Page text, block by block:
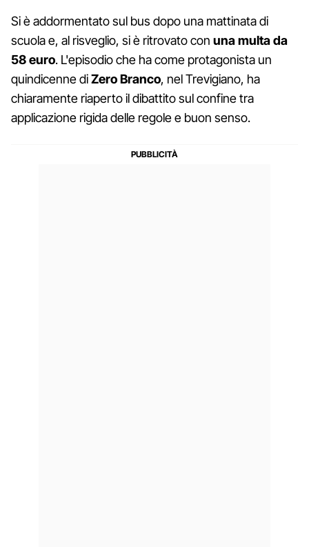
Si è addormentato sul bus dopo una mattinata di
scuola e, al risveglio, si è ritrovato con una multa da
58 euro. L'episodio che ha come protagonista un
quindicenne diZero Branco, nel Trevigiano, ha
chiaramente riaperto il dibattito sul confine tra
applicazione rigida delle regole e buon senso.